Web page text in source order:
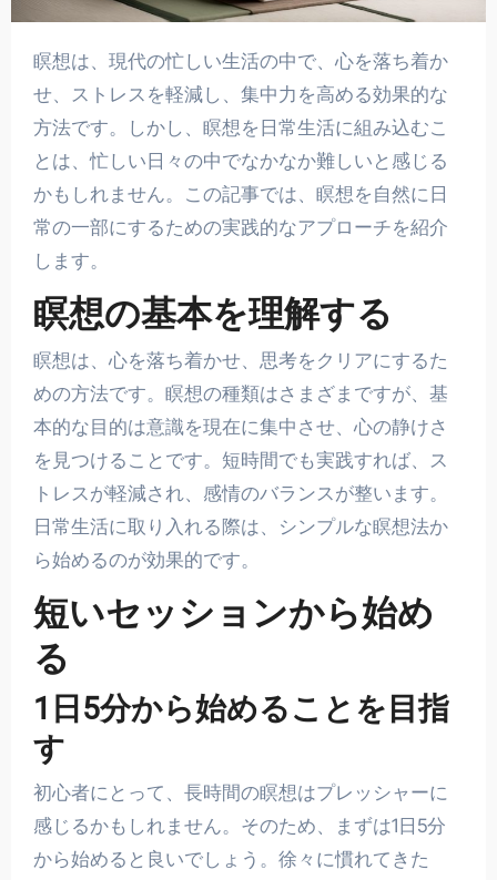
瞑想は、現代の忙しい生活の中で、心を落ち着か
せ、ストレスを軽減し、集中力を高める効果的な
方法です。しかし、瞑想を日常生活に組み込むこ
とは、忙しい日々の中でなかなか難しいと感じる
かもしれません。この記事では、瞑想を自然に日
常の一部にするための実践的なアプローチを紹介
します。
瞑想の基本を理解する
瞑想は、心を落ち着かせ、思考をクリアにするた
めの方法です。瞑想の種類はさまざまですが、基
本的な目的は意識を現在に集中させ、心の静けさ
を見つけることです。短時間でも実践すれば、ス
トレスが軽減され、感情のバランスが整います。
日常生活に取り入れる際は、シンプルな瞑想法か
ら始めるのが効果的です。
短いセッションから始め
る
1日5分から始めることを目指
す
初心者にとって、長時間の瞑想はプレッシャーに
感じるかもしれません。そのため、まずは1日5分
から始めると良いでしょう。徐々に慣れてきた